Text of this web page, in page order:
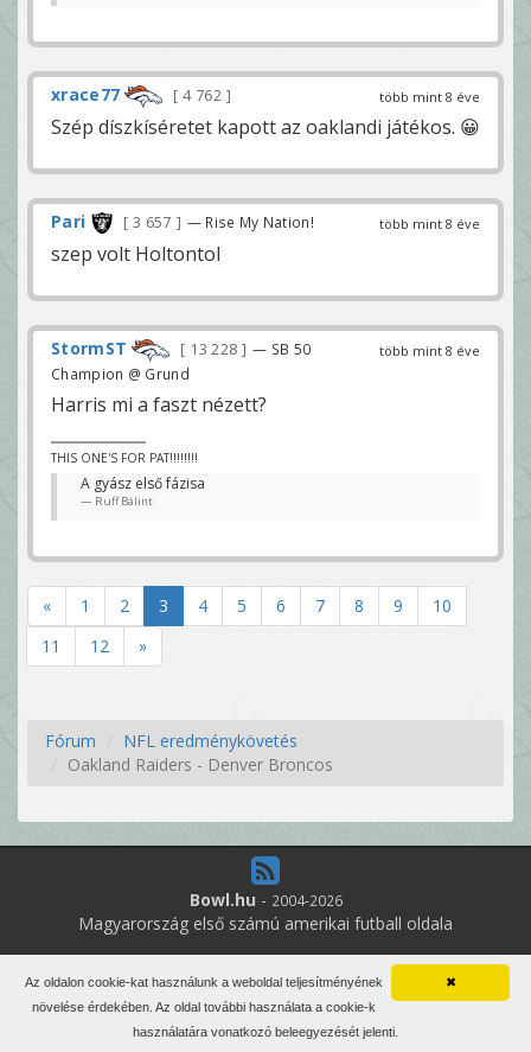
több mint 8 éve
xrace77 4 762
Szép díszkíséretet kapott az oaklandi játékos. 😀
több mint 8 éve
Pari 3 657 — Rise My Nation!
szep volt Holtontol
több mint 8 éve
StormST 13 228
— SB 50
Champion @ Grund
Harris mi a faszt nézett?
THIS ONE'S FOR PAT!!!!!!!!
A gyász első fázisa
Ruff Bálint
« 1 2 3 4 5 6 7 8 9
10
11
12 »
Fórum
NFL eredménykövetés
Oakland Raiders - Denver Broncos
Bowl.hu - 2004-2026
Magyarország első számú amerikai futball oldala
18
online felhasználó
Minden jog fenntartva. Írott anyagok újraközlése csak a szerző
engedélyével.
Impresszum
✖
Az oldalon cookie-kat használunk a weboldal teljesítményének
növelése érdekében. Az oldal további használata a cookie-k
használatára vonatkozó beleegyezését jelenti.